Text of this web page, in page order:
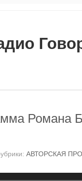
Романа
АВТОРСКАЯ